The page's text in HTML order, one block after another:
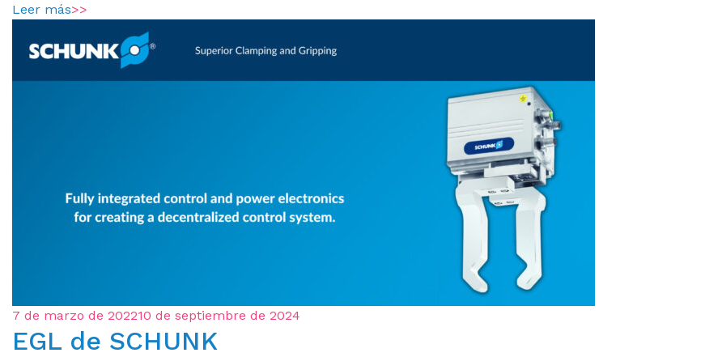
Leer más>>
7 de marzo de 202210 de septiembre de 2024
EGL de SCHUNK